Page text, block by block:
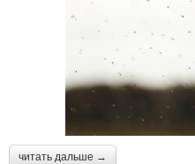
читать дальше →